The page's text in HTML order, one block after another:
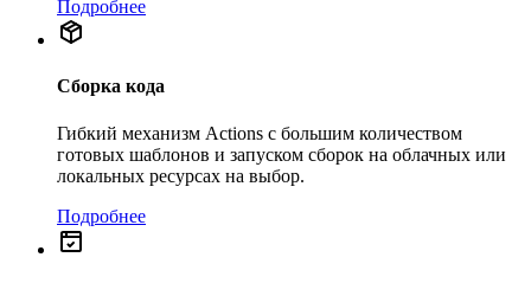
Подробнее
Сборка кода
Гибкий механизм Actions с большим количеством
готовых шаблонов и запуском сборок на облачных или
локальных ресурсах на выбор.
Подробнее